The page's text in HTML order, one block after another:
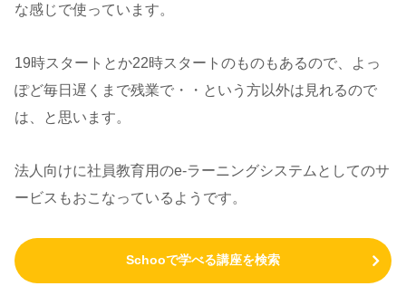
な感じで使っています。
19時スタートとか22時スタートのものもあるので、よっ
ぽど毎日遅くまで残業で・・という方以外は見れるので
は、と思います。
法人向けに社員教育用のe-ラーニングシステムとしてのサ
ービスもおこなっているようです。
Schooで学べる講座を検索